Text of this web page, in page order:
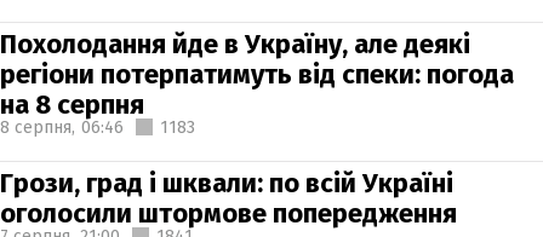
Похолодання йде в Україну, але деякі
регіони потерпатимуть від спеки: погода
на 8 серпня
8 серпня, 06:46 1183
Грози, град і шквали: по всій Україні
оголосили штормове попередження